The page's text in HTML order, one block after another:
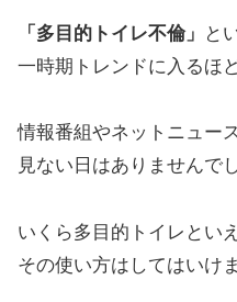
「多目的トイレ不倫」
と
一時期トレンドに入るほど
情報番組やネットニュー
見ない日はありませんでし
いくら多目的トイレとい
その使い方はしてはいけ